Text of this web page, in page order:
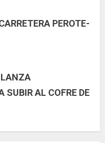
PEROTE-
LANZA
SUBIR AL COFRE DE